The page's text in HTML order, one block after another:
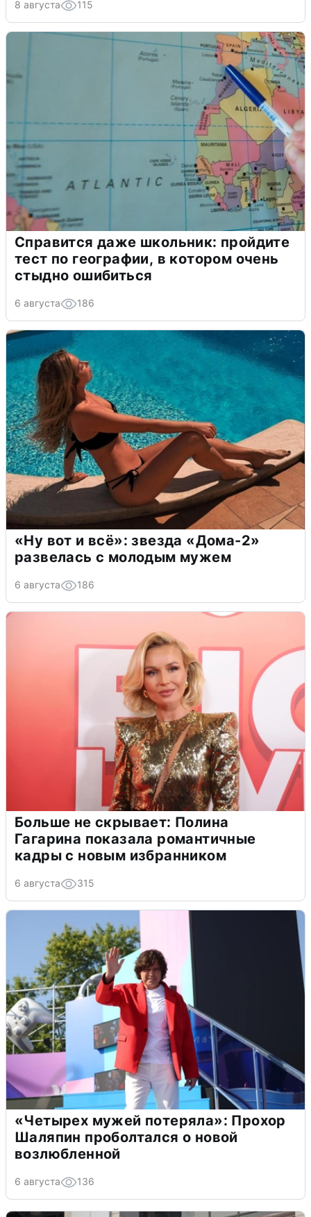
8 августа 115
Справится даже школьник: пройдите
тест по географии, в котором очень
стыдно ошибиться
6 августа 186
«Ну вот и всё»: звезда «Дома-2»
развелась с молодым мужем
6 августа 186
Больше не скрывает: Полина
Гагарина показала романтичные
кадры с новым избранником
6 августа 315
«Четырех мужей потеряла»: Прохор
Шаляпин проболтался о новой
возлюбленной
6 августа 136